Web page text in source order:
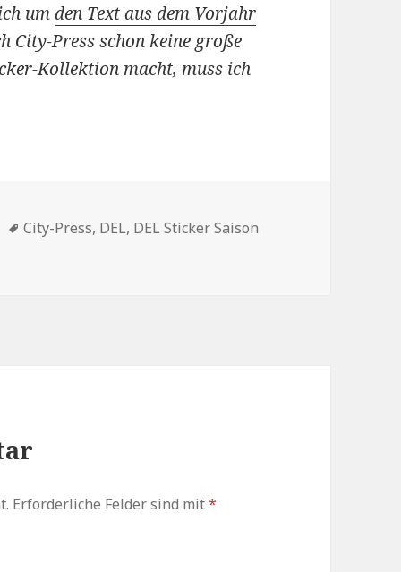
umden Text aus dem Vorjahr
City-Press schon keine große
Kollektion macht, muss ich
Schlagwörter
City-Press, DEL, DEL Sticker Saison
Erforderliche Felder sind mit*